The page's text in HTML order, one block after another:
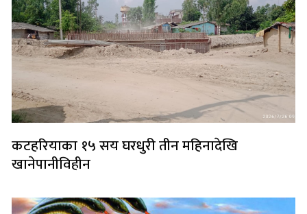
कटहरियाका १५ सय घरधुरी तीन महिनादेखि
खानेपानीविहीन